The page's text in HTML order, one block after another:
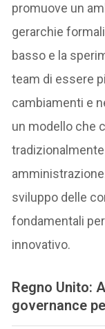
promuove un
gerarchie
basso e la
team di essere
cambiamenti e
un modello che
sviluppo delle
fondamentali
innovativo.
Regno Unito:
governance